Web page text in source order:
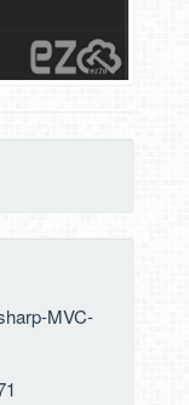
MVC-